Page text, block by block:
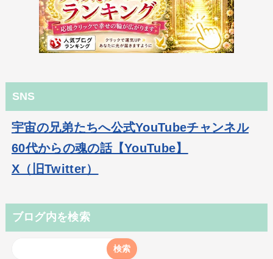
SNS
宇宙の兄弟たちへ公式YouTubeチャンネル
60代からの魂の話【YouTube】
X（旧Twitter）
ブログ内を検索